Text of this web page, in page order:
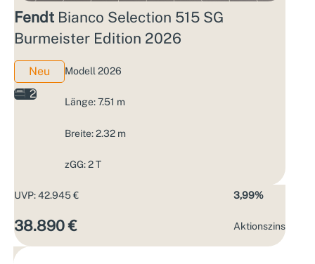
Fendt Bianco Selection 515 SG
Burmeister Edition 2026
Neu
2
Modell 2026
Länge: 7.51 m
Breite: 2.32 m
zGG: 2 T
UVP: 42.945 €
38.890 €
3,99%
Aktions­zins